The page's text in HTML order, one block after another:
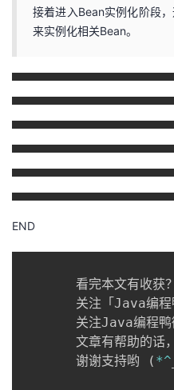
接着进入Bean实例化阶段
来实例化相关Bean。
END
看完本文有收获
关注「Java编程
关注Java编程鸭
文章有帮助的话，
       谢谢支持哟
( *^